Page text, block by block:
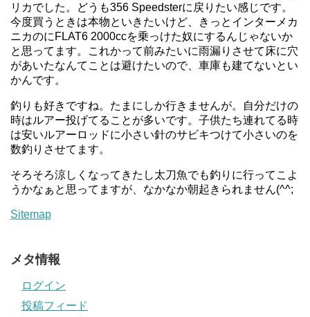
リカでした。どうも356 Speedsterに戻りたい感じです。
今度買うときは本物といきたいけど、きっとインターメカ
ニカのにFLAT6 2000ccを乗っけた奴にするんじゃないか
と思ってます。これかって前みたいに雨漏りさせて床に穴
があいたなんてことは避けたいので、車庫も建てないとい
かんです。
釣りも好きですね。たまにしか行きませんが。自分だけの
時はルアー投げてることが多いです。子供たち連れてる時
は安いルアーロッドに小さい針のサビキつけて小さいのを
数釣りさせてます。
そろそろ涼しくなってきたし太刀魚でも釣りに行ってこよ
うかなぁと思ってますが、なかなか朝起きられません(^^;
Sitemap
メタ情報
ログイン
投稿フィード